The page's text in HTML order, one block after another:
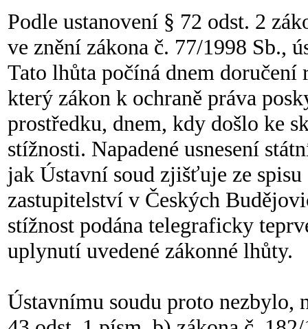
Podle ustanovení § 72 odst. 2
ve znění zákona č. 77/1998 Sb.,
Tato lhůta počíná dnem
který zákon k ochraně práva
prostředku, dnem, kdy došlo ke
stížnosti. Napadené usnesení
jak Ústavní soud zjišťuje ze
zastupitelství v Českých
stížnost podána telegraficky
uplynutí uvedené zákonné lhůty.
Ústavnímu soudu proto nezbylo,